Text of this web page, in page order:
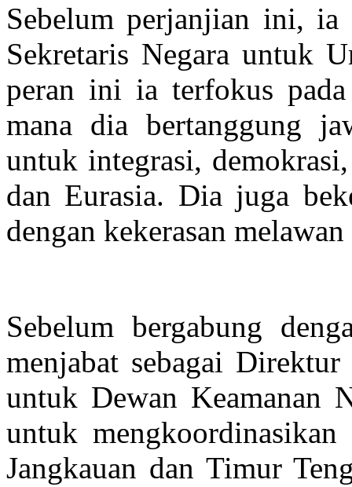
Sebelum perjanjian ini, ia
Sekretaris Negara untuk
peran ini ia terfokus
mana dia bertanggung
untuk integrasi,
dan Eurasia. Dia juga
dengan kekerasan
Sebelum bergabung
menjabat sebagai
untuk Dewan Keamanan
untuk
Jangkauan dan Timur